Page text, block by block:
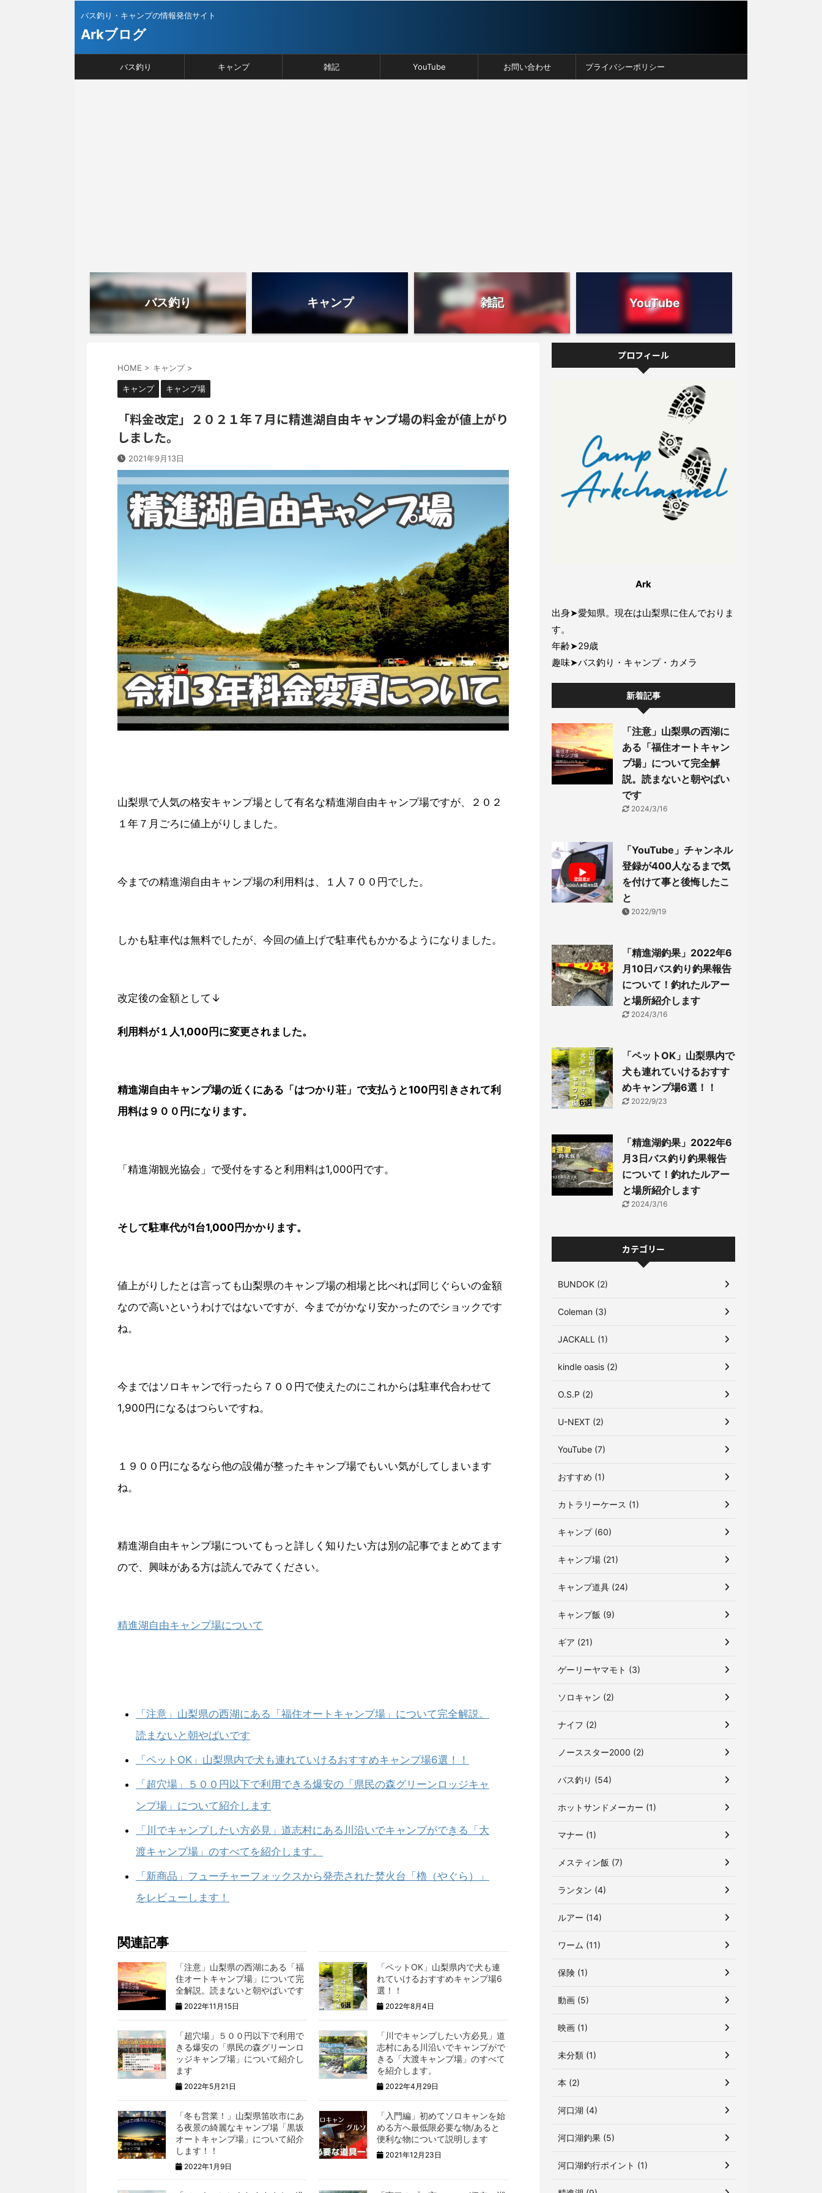
バス釣り・キャンプの情報発信サイト
Arkブログ
バス釣り キャンプ 雑記 YouTube お問い合わせ プライバシーポリシー
バス釣り キャンプ 雑記 YouTube
HOME > キャンプ >
キャンプ キャンプ場
「料金改定」２０２１年７月に精進湖自由キャンプ場の料金が値上がり
しました。
2021年9月13日
山梨県で人気の格安キャンプ場として有名な精進湖自由キャンプ場ですが、２０２
１年７月ごろに値上がりしました。
今までの精進湖自由キャンプ場の利用料は、１人７００円でした。
しかも駐車代は無料でしたが、今回の値上げで駐車代もかかるようになりました。
改定後の金額として↓
利用料が１人1,000円に変更されました。
精進湖自由キャンプ場の近くにある「はつかり荘」で支払うと100円引きされて利
用料は９００円になります。
「精進湖観光協会」で受付をすると利用料は1,000円です。
そして駐車代が1台1,000円かかります。
値上がりしたとは言っても山梨県のキャンプ場の相場と比べれば同じぐらいの金額
なので高いというわけではないですが、今までがかなり安かったのでショックです
ね。
今まではソロキャンで行ったら７００円で使えたのにこれからは駐車代合わせて
1,900円になるはつらいですね。
１９００円になるなら他の設備が整ったキャンプ場でもいい気がしてしまいます
ね。
精進湖自由キャンプ場についてもっと詳しく知りたい方は別の記事でまとめてます
ので、興味がある方は読んでみてください。
精進湖自由キャンプ場について
「注意」山梨県の西湖にある「福住オートキャンプ場」について完全解説。
読まないと朝やばいです
「ペットOK」山梨県内で犬も連れていけるおすすめキャンプ場6選！！
「超穴場」５００円以下で利用できる爆安の「県民の森グリーンロッジキャ
ンプ場」について紹介します
「川でキャンプしたい方必見」道志村にある川沿いでキャンプができる「大
渡キャンプ場」のすべてを紹介します。
「新商品」フューチャーフォックスから発売された焚火台「櫓（やぐら）」
をレビューします！
関連記事
「注意」山梨県の西湖にある「福
住オートキャンプ場」について完
全解説。読まないと朝やばいです
2022年11月15日
「ペットOK」山梨県内で犬も連
れていけるおすすめキャンプ場6
選！！
2022年8月4日
「超穴場」５００円以下で利用で
きる爆安の「県民の森グリーンロ
ッジキャンプ場」について紹介し
ます
2022年5月21日
「川でキャンプしたい方必見」道
志村にある川沿いでキャンプがで
きる「大渡キャンプ場」のすべて
を紹介します。
2022年4月29日
「冬も営業！」山梨県笛吹市にあ
る夜景の綺麗なキャンプ場「黒坂
オートキャンプ場」について紹介
します！！
2022年1月9日
「入門編」初めてソロキャンを始
める方へ最低限必要な物/あると
便利な物について説明します
2021年12月23日
プロフィール
Ark
出身➤愛知県。現在は山梨県に住んでおりま
す。
年齢➤29歳
趣味➤バス釣り・キャンプ・カメラ
新着記事
「注意」山梨県の西湖に
ある「福住オートキャン
プ場」について完全解
説。読まないと朝やばい
です
2024/3/16
「YouTube」チャンネル
登録が400人なるまで気
を付けて事と後悔したこ
と
2022/9/19
「精進湖釣果」2022年6
月10日バス釣り釣果報告
について！釣れたルアー
と場所紹介します
2024/3/16
「ペットOK」山梨県内で
犬も連れていけるおすす
めキャンプ場6選！！
2022/9/23
「精進湖釣果」2022年6
月3日バス釣り釣果報告
について！釣れたルアー
と場所紹介します
2024/3/16
カテゴリー
BUNDOK (2)
Coleman (3)
JACKALL (1)
kindle oasis (2)
O.S.P (2)
U-NEXT (2)
YouTube (7)
おすすめ (1)
カトラリーケース (1)
キャンプ (60)
キャンプ場 (21)
キャンプ道具 (24)
キャンプ飯 (9)
ギア (21)
ゲーリーヤマモト (3)
ソロキャン (2)
ナイフ (2)
ノーススター2000 (2)
バス釣り (54)
ホットサンドメーカー (1)
マナー (1)
メスティン飯 (7)
ランタン (4)
ルアー (14)
ワーム (11)
保険 (1)
動画 (5)
映画 (1)
未分類 (1)
本 (2)
河口湖 (4)
河口湖釣果 (5)
河口湖釣行ポイント (1)